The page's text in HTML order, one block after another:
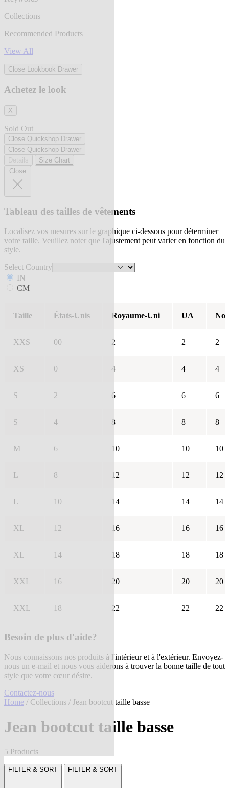
Collections
Recommended Products
View All
Close Lookbook Drawer
Achetez le look
X
Sold Out
Close Quickshop Drawer
Close Quickshop Drawer
Size Chart
Close
Tableau des tailles de vêtements
Localisez vos mesures sur le graphique ci-dessous pour déterminer
votre taille. Veuillez noter que l'ajustement peut varier en fonction du
style.
Select Country
IN
CM
Taille États-Unis Royaume-Uni UA
XXS 00 2 2 2
XS 0 4 4 4
S 2 6 6 6
S 4 8 8 8
M 6 10 10 10
L 8 12 12 12
L 10 14 14 14
XL 12 16 16 16
XL 14 18 18 18
XXL 16 20 20 20
XXL 18 22 22 22
Besoin de plus d'aide?
Nous connaissons nos produits à l'intérieur et à l'extérieur. Envoyez-
nous un e-mail et nous vous aiderons à trouver la bonne taille de tout
style que votre cœur désire.
Contactez-nous
Home / Collections / Jean bootcut taille basse
Jean bootcut taille basse
5 Products
FILTER & SORT FILTER & SORT